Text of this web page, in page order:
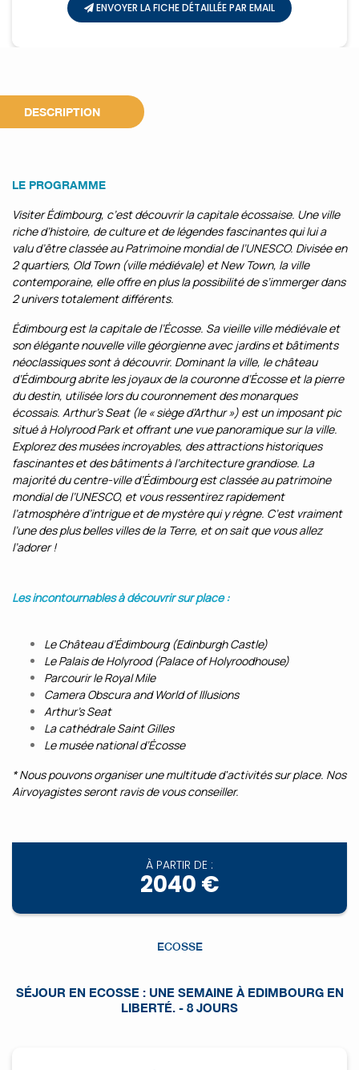
ENVOYER LA FICHE DÉTAILLÉE PAR EMAIL
DESCRIPTION
LE PROGRAMME
Visiter Édimbourg, c’est découvrir la capitale écossaise. Une ville
riche d’histoire, de culture et de légendes fascinantes qui lui a
valu d’être classée au Patrimoine mondial de l’UNESCO. Divisée en
2 quartiers, Old Town (ville médiévale) et New Town, la ville
contemporaine, elle offre en plus la possibilité de s’immerger dans
2 univers totalement différents.
Édimbourg est la capitale de l’Écosse. Sa vieille ville médiévale et
son élégante nouvelle ville géorgienne avec jardins et bâtiments
néoclassiques sont à découvrir. Dominant la ville, le château
d’Édimbourg abrite les joyaux de la couronne d’Écosse et la pierre
du destin, utilisée lors du couronnement des monarques
écossais. Arthur’s Seat (le « siège d’Arthur ») est un imposant pic
situé à Holyrood Park et offrant une vue panoramique sur la ville.
Explorez des musées incroyables, des attractions historiques
fascinantes et des bâtiments à l’architecture grandiose. La
majorité du centre-ville d’Édimbourg est classée au patrimoine
mondial de l’UNESCO, et vous ressentirez rapidement
l’atmosphère d’intrigue et de mystère qui y règne. C’est vraiment
l’une des plus belles villes de la Terre, et on sait que vous allez
l’adorer !
Les incontournables à découvrir sur place :
Le Château d’Édimbourg (Edinburgh Castle)
Le Palais de Holyrood (Palace of Holyroodhouse)
Parcourir le Royal Mile
Camera Obscura and World of Illusions
Arthur’s Seat
La cathédrale Saint Gilles
Le musée national d’Écosse
* Nous pouvons organiser une multitude d'activités sur place. Nos
Airvoyagistes seront ravis de vous conseiller.
À PARTIR DE :
2040 €
ECOSSE
SÉJOUR EN ECOSSE : UNE SEMAINE À EDIMBOURG EN
LIBERTÉ. - 8 JOURS